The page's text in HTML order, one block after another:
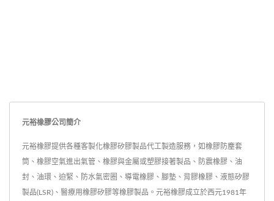
元裕橡膠公司簡介
元裕橡膠提供各種客製化橡膠矽膠製品代工製造服務，如橡膠防塵套
筒、橡膠空氣進出氣管、橡膠與金屬或塑膠接著製品、防震橡膠、油
封、油環、迫緊、防水氣密圈、導電橡膠、腳墊、背膠橡膠、液態矽膠
製品(LSR)、醫療用橡膠矽膠等橡膠製品。元裕橡膠成立於西元1981年